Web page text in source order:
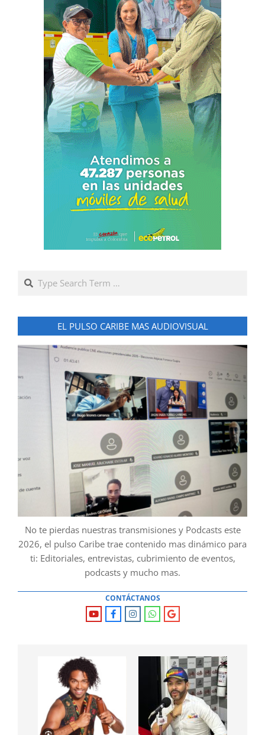
Search
EL PULSO CARIBE MAS AUDIOVISUAL
No te pierdas nuestras transmisiones y Podcasts este
2026, el pulso Caribe trae contenido mas dinámico para
ti: Editoriales, entrevistas, cubrimiento de eventos,
podcasts y mucho mas.
CONTÁCTANOS